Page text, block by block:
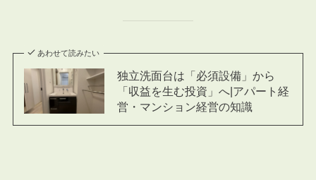
あわせて読みたい
独立洗面台は「必須設備」から
「収益を生む投資」へ|アパート経
営・マンション経営の知識